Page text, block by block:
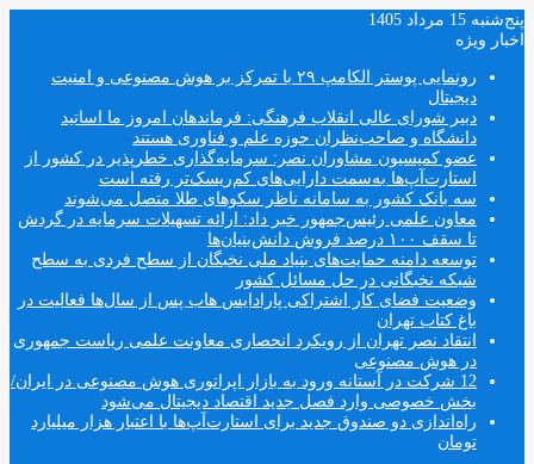
پنج‌شنبه 15 مرداد 1405
اخبار ویژه
رونمایی پوستر الکامپ ۲۹ با تمرکز بر هوش مصنوعی و امنیت
دیجیتال
دبیر شورای عالی انقلاب فرهنگی: فرماندهان امروز ما اساتید
دانشگاه و صاحب‌نظران حوزه علم و فناوری هستند
عضو کمیسیون مشاوران نصر: سرمایه‌گذاری خطرپذیر در کشور از
استارت‌آپ‌ها به‌سمت دارایی‌های کم‌ریسک‌تر رفته است
سه بانک کشور به سامانه ناظر سکوهای طلا متصل می‌شوند
معاون علمی رئیس‌جمهور خبر داد: ارائه تسهیلات سرمایه در گردش
تا سقف ۱۰۰ درصد فروش دانش‌بنیان‌ها
توسعه دامنه حمایت‌های بنیاد ملی نخبگان از سطح فردی به سطح
شبکه نخبگانی در حل مسائل کشور
وضعیت فضای کار اشتراکی پارادایس هاب پس از سال‌ها فعالیت در
باغ کتاب تهران
انتقاد نصر تهران از رویکرد انحصاری معاونت علمی ریاست جمهوری
در هوش مصنوعی
12 شرکت در آستانه ورود به بازار اپراتوری هوش مصنوعی در ایران/
بخش خصوصی وارد فصل جدید اقتصاد دیجیتال می‌شود
راه‌اندازی دو صندوق جدید برای استارت‌آپ‌ها با اعتبار هزار میلیارد
تومان